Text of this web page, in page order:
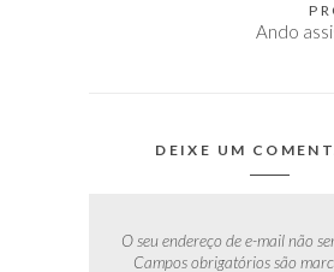
Ando
DEIXE UM
O seu endereço de e-mail não
Campos obrigatórios são